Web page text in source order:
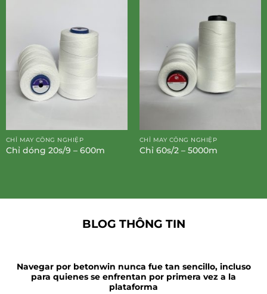
CHỈ MAY CÔNG NGHIỆP
Chỉ dóng 20s/9 – 600m
CHỈ MAY CÔNG NGHIỆP
Chỉ 60s/2 – 5000m
BLOG THÔNG TIN
Navegar por betonwin nunca fue tan sencillo, incluso
para quienes se enfrentan por primera vez a la
plataforma